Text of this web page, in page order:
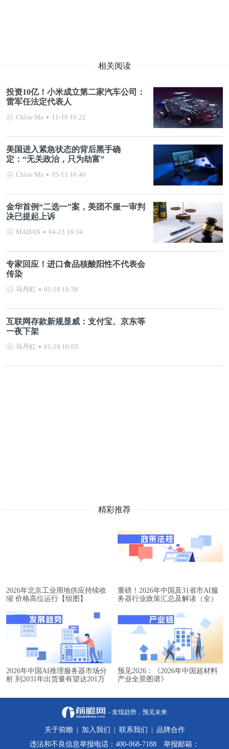
相关阅读
投资10亿！小米成立第二家汽车公司：
雷军任法定代表人
Chloe Ma 11-19 16:22
美国进入紧急状态的背后黑手确
定：“无关政治，只为劫富”
Chloe Ma 05-11 16:40
金华首例“二选一”案，美团不服一审判
决已提起上诉
MADAN 04-23 16:34
专家回应！进口食品核酸阳性不代表会
传染
马丹虹 01-28 10:38
互联网存款新规显威：支付宝、京东等
一夜下架
马丹虹 01-28 10:05
精彩推荐
2026年北京工业用地供应持续收
缩 价格高位运行【组图】
重磅！2026年中国及31省市AI服
务器行业政策汇总及解读（全）
2026年中国AI推理服务器市场分
析 到2031年出货量有望达201万
预见2026：《2026年中国超材料
产业全景图谱》
- 发现趋势，预见未来
关于前瞻 加入我们 联系我们
品牌合作
违法和不良信息举报电话：400-068-7188 举报邮箱：